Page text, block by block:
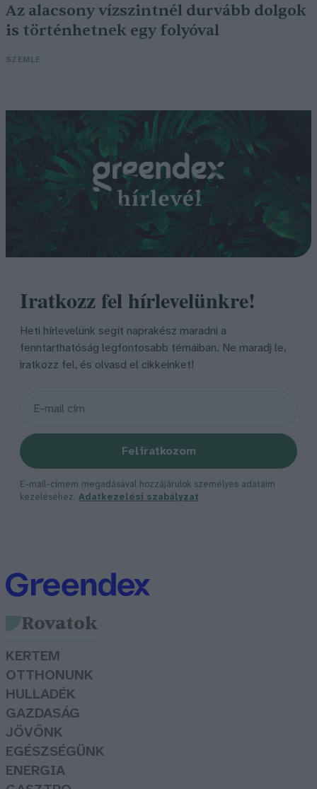
Az alacsony vízszintnél durvább dolgok
is történhetnek egy folyóval
SZEMLE
Iratkozz fel hírlevelünkre!
Heti hírlevelünk segít naprakész maradni a
fenntarthatóság legfontosabb témáiban. Ne maradj le,
iratkozz fel, és olvasd el cikkeinket!
Feliratkozom
E-mail-címem megadásával hozzájárulok személyes adataim
kezeléséhez. Adatkezelési szabályzat
Rovatok
KERTEM
OTTHONUNK
HULLADÉK
GAZDASÁG
JÖVŐNK
EGÉSZSÉGÜNK
ENERGIA